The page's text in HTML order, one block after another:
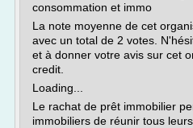
consommation et immo
La note moyenne de cet
avec un total de 2 votes.
et à donner votre avis sur cet
credit.
Loading...
Le rachat de prêt immobilier
immobiliers de réunir tous